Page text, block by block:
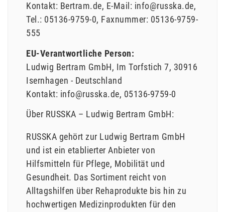
Kontakt: Bertram.de E-Mail: info@russka.de
Tel.: 05136-9759-0 Faxnummer: 05136-9759-
555
EU-Verantwortliche Person:
Ludwig Bertram GmbH Im Torfstich 7 30916
Isernhagen
Deutschland
Kontakt: info@russka.de 05136-9759-0
Über RUSSKA – Ludwig Bertram GmbH:
RUSSKA gehört zur Ludwig Bertram GmbH
und ist ein etablierter Anbieter von
Hilfsmitteln für Pflege, Mobilität und
Gesundheit. Das Sortiment reicht von
Alltagshilfen über Rehaprodukte bis hin zu
hochwertigen Medizinprodukten für den